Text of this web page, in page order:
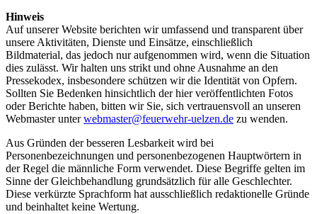
Hinweis
Auf unserer Website berichten wir umfassend und transparent über
unsere Aktivitäten, Dienste und Einsätze, einschließlich
Bildmaterial, das jedoch nur aufgenommen wird, wenn die Situation
dies zulässt. Wir halten uns strikt und ohne Ausnahme an den
Pressekodex, insbesondere schützen wir die Identität von Opfern.
Sollten Sie Bedenken hinsichtlich der hier veröffentlichten Fotos
oder Berichte haben, bitten wir Sie, sich vertrauensvoll an unseren
Webmaster unterwebmaster@feuerwehr-uelzen.de zu wenden.
Aus Gründen der besseren Lesbarkeit wird bei
Personenbezeichnungen und personenbezogenen Hauptwörtern in
der Regel die männliche Form verwendet. Diese Begriffe gelten im
Sinne der Gleichbehandlung grundsätzlich für alle Geschlechter.
Diese verkürzte Sprachform hat ausschließlich redaktionelle Gründe
und beinhaltet keine Wertung.